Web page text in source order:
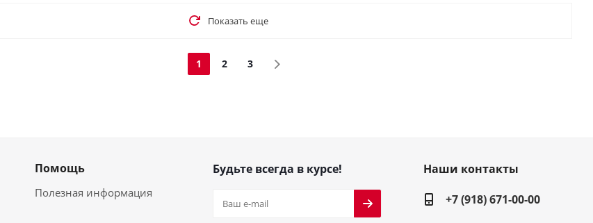
Показать еще
1 2 3
Помощь
Полезная информация
Будьте всегда в курсе!
Наши контакты
+7 (918) 671-00-00